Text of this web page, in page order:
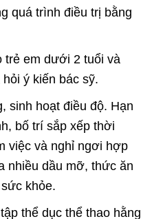
quá trình điều trị bằng
trẻ em dưới 2 tuổi và
ý kiến bác sỹ.
sinh hoạt điều độ. Hạn
bố trí sắp xếp thời
việc và nghỉ ngơi hợp
nhiều dầu mỡ, thức ăn
khỏe.
thể dục thể thao hằng